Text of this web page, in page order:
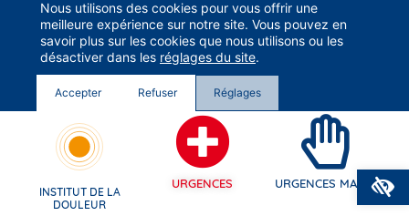
Groupe Vivalto Santé
Entre nous, la vie
INSTITUT DE LA
DOULEUR
URGENCES URGENCES MAINS
Nous utilisons des cookies pour vous offrir une
meilleure expérience sur notre site. Vous pouvez en
savoir plus sur les cookies que nous utilisons ou les
désactiver dans les réglages du site.
Accepter Refuser Réglages